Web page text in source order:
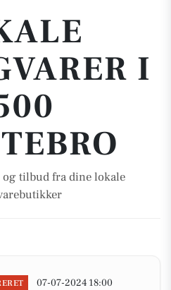
I
og tilbud fra dine lokale
07-07-2024 18:00